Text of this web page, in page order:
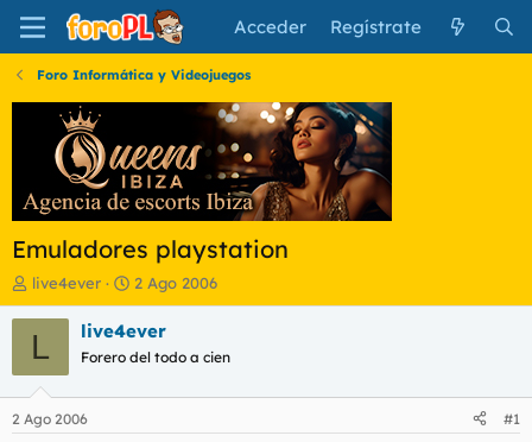
Acceder Regístrate
Foro Informática y Videojuegos
Emuladores playstation
I
n
i
a
o
live4ever
F
e
c
a
i
2 Ago 2006
L live4ever
Forero del todo a cien
2 Ago 2006 #1